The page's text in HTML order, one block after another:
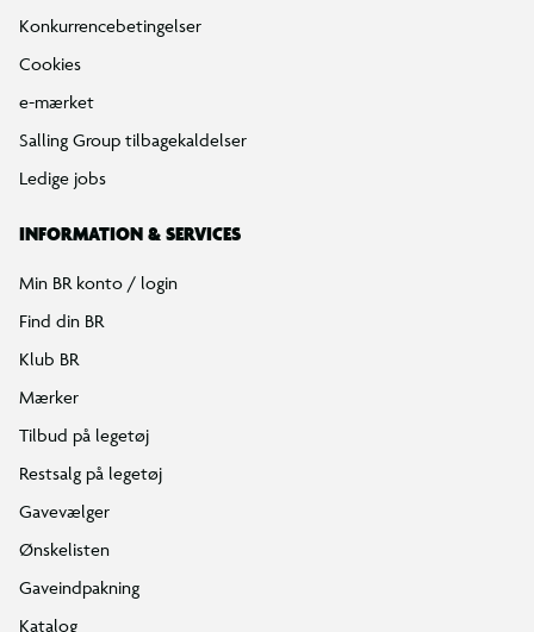
Konkurrencebetingelser
Cookies
e-mærket
Salling Group tilbagekaldelser
Ledige jobs
INFORMATION & SERVICES
Min BR konto / login
Find din BR
Klub BR
Mærker
Tilbud på legetøj
Restsalg på legetøj
Gavevælger
Ønskelisten
Gaveindpakning
Katalog